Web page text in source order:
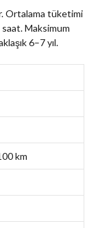
Ortalama tüketimi
Maksimum
6–7 yıl.
km